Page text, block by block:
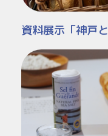
資料展示「神戸